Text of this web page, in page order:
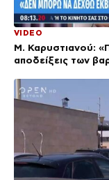
VIDEO
Μ. Καρυστιανού:
αποδείξεις των